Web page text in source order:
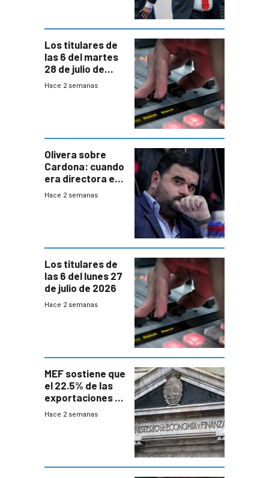
Los titulares de
las 6 del martes
28 de julio de
2026
Hace 2 semanas
Olivera sobre
Cardona: cuando
era directora en
UTE “no era muy
Hace 2 semanas
Los titulares de
las 6 del lunes 27
de julio de 2026
Hace 2 semanas
MEF sostiene que
el 22.5% de las
exportaciones a
EE.UU se verán
Hace 2 semanas